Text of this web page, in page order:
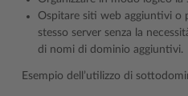
Ospitare siti web aggiuntivi o
stesso server senza la
di nomi di dominio aggiuntivi.
Esempio dell’utilizzo di